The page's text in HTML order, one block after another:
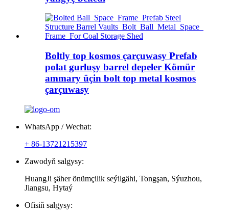
Boltly top kosmos çarçuwasy Prefab
polat gurluşy barrel depeler Kömür
ammary üçin bolt top metal kosmos
çarçuwasy
WhatsApp / Wechat:
+ 86-13721215397
Zawodyň salgysy:
HuangJi şäher önümçilik seýilgähi, Tongşan, Sýuzhou,
Jiangsu, Hytaý
Ofisiň salgysy: